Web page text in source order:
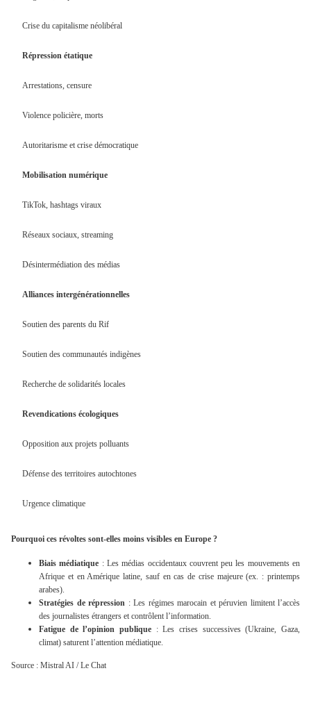
Crise du capitalisme néolibéral
Répression étatique
Arrestations, censure
Violence policière, morts
Autoritarisme et crise démocratique
Mobilisation numérique
TikTok, hashtags viraux
Réseaux sociaux, streaming
Désintermédiation des médias
Alliances intergénérationnelles
Soutien des parents du Rif
Soutien des communautés indigènes
Recherche de solidarités locales
Revendications écologiques
Opposition aux projets polluants
Défense des territoires autochtones
Urgence climatique
Pourquoi ces révoltes sont-elles moins visibles en Europe ?
Biais médiatique : Les médias occidentaux couvrent peu les mouvements en
Afrique et en Amérique latine, sauf en cas de crise majeure (ex. : printemps
arabes).
Stratégies de répression : Les régimes marocain et péruvien limitent l’accès
des journalistes étrangers et contrôlent l’information.
Fatigue de l’opinion publique : Les crises successives (Ukraine, Gaza,
climat) saturent l’attention médiatique.
Source : Mistral AI / Le Chat